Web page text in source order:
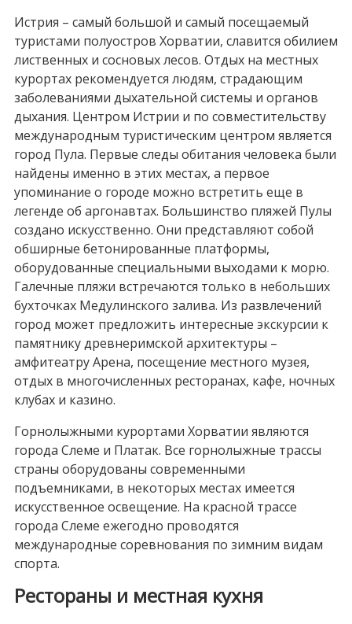
Истрия – самый большой и самый посещаемый
туристами полуостров Хорватии, славится обилием
лиственных и сосновых лесов. Отдых на местных
курортах рекомендуется людям, страдающим
заболеваниями дыхательной системы и органов
дыхания. Центром Истрии и по совместительству
международным туристическим центром является
город Пула. Первые следы обитания человека были
найдены именно в этих местах, а первое
упоминание о городе можно встретить еще в
легенде об аргонавтах. Большинство пляжей Пулы
создано искусственно. Они представляют собой
обширные бетонированные платформы,
оборудованные специальными выходами к морю.
Галечные пляжи встречаются только в небольших
бухточках Медулинского залива. Из развлечений
город может предложить интересные экскурсии к
памятнику древнеримской архитектуры –
амфитеатру Арена, посещение местного музея,
отдых в многочисленных ресторанах, кафе, ночных
клубах и казино.
Горнолыжными курортами Хорватии являются
города Слеме и Платак. Все горнолыжные трассы
страны оборудованы современными
подъемниками, в некоторых местах имеется
искусственное освещение. На красной трассе
города Слеме ежегодно проводятся
международные соревнования по зимним видам
спорта.
Рестораны и местная кухня